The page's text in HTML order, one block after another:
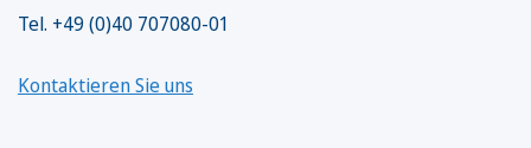
Tel. +49 (0)40 707080-01
Kontaktieren Sie uns